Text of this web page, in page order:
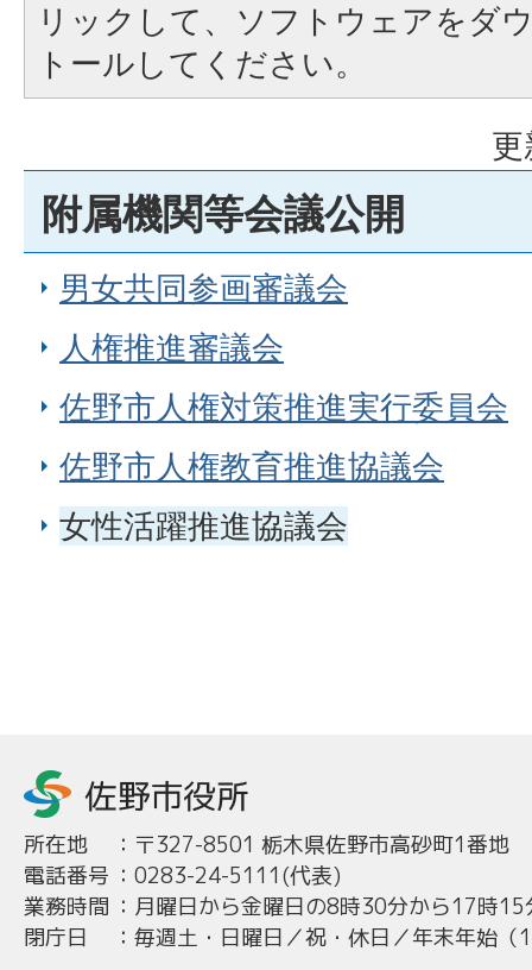
リックして、ソフトウェアをダ
トールしてください。
附属機関等会議公開
男女共同参画審議会
人権推進審議会
佐野市人権対策推進実行委員会
佐野市人権教育推進協議会
女性活躍推進協議会
所在地 ： 〒327-8501 栃木県佐野市高砂町1番地
電話番号 ： 0283-24-5111(代表)
業務時間 ： 月曜日から金曜日の8時30分から17時15
閉庁日
： 毎週土・日曜日／祝・休日／年末年始